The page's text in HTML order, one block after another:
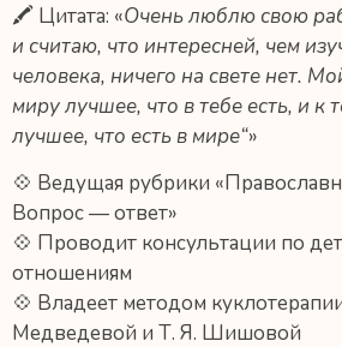
🖍 Цитата: «Очень люблю свою
и считаю, что интересней, чем
человека, ничего на свете нет.
миру лучшее, что в тебе есть, и к
лучшее, что есть в мире“»
💠 Ведущая рубрики
Вопрос — ответ»
💠 Проводит консультации по
отношениям
💠 Владеет методом
Медведевой и Т. Я. Шишовой